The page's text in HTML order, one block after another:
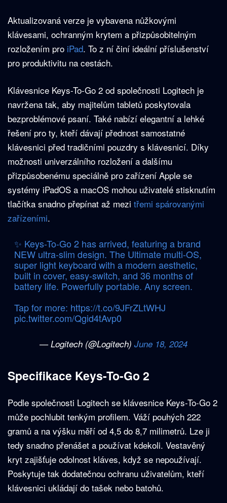
Aktualizovaná verze je vybavena nůžkovými
klávesami, ochranným krytem a přizpůsobitelným
rozložením pro iPad. To z ní činí ideální příslušenství
pro produktivitu na cestách.
Klávesnice Keys-To-Go 2 od společnosti Logitech je
navržena tak, aby majitelům tabletů poskytovala
bezproblémové psaní. Také nabízí elegantní a lehké
řešení pro ty, kteří dávají přednost samostatné
klávesnici před tradičními pouzdry s klávesnicí. Díky
možnosti univerzálního rozložení a dalšímu
přizpůsobenému speciálně pro zařízení Apple se
systémy iPadOS a macOS mohou uživatelé stisknutím
tlačítka snadno přepínat až mezi třemi spárovanými
zařízeními.
✨ Keys-To-Go 2 has arrived, featuring a brand
NEW ultra-slim design. The Ultimate multi-OS,
super light keyboard with a modern aesthetic,
built in cover, easy-switch, and 36 months of
battery life. Powerfully portable. Any screen.
Tap for more: https://t.co/9JFrZLtWHJ
pic.twitter.com/Qgid4tAvp0
— Logitech (@Logitech) June 18, 2024
Specifikace Keys-To-Go 2
Podle společnosti Logitech se klávesnice Keys-To-Go 2
může pochlubit tenkým profilem. Váží pouhých 222
gramů a na výšku měří od 4,5 do 8,7 milimetrů. Lze ji
tedy snadno přenášet a používat kdekoli. Vestavěný
kryt zajišťuje odolnost kláves, když se nepoužívají.
Poskytuje tak dodatečnou ochranu uživatelům, kteří
klávesnici ukládají do tašek nebo batohů.